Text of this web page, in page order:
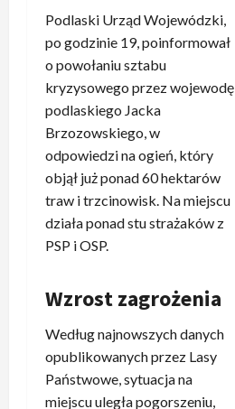
Podlaski Urząd Wojewódzki,
po godzinie 19, poinformował
o powołaniu sztabu
kryzysowego przez wojewodę
podlaskiego Jacka
Brzozowskiego, w
odpowiedzi na ogień, który
objął już ponad 60 hektarów
traw i trzcinowisk. Na miejscu
działa ponad stu strażaków z
PSP i OSP.
Wzrost zagrożenia
Według najnowszych danych
opublikowanych przez Lasy
Państwowe, sytuacja na
miejscu uległa pogorszeniu,